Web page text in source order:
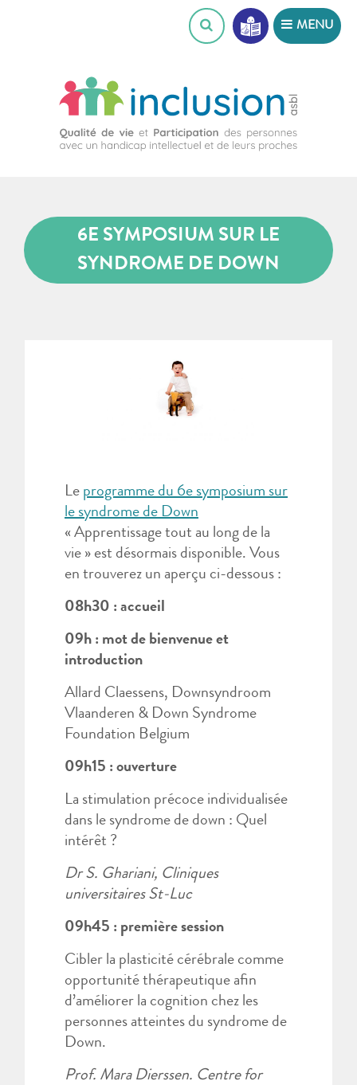
MENU
6E SYMPOSIUM SUR LE
SYNDROME DE DOWN
Le programme du 6e symposium sur
le syndrome de Down
« Apprentissage tout au long de la
vie » est désormais disponible. Vous
en trouverez un aperçu ci-dessous :
08h30 : accueil
09h : mot de bienvenue et
introduction
Allard Claessens, Downsyndroom
Vlaanderen & Down Syndrome
Foundation Belgium
09h15 : ouverture
La stimulation précoce individualisée
dans le syndrome de down : Quel
intérêt ?
Dr S. Ghariani, Cliniques
universitaires St-Luc
09h45 : première session
Cibler la plasticité cérébrale comme
opportunité thérapeutique afin
d’améliorer la cognition chez les
personnes atteintes du syndrome de
Down.
Prof. Mara Dierssen. Centre for